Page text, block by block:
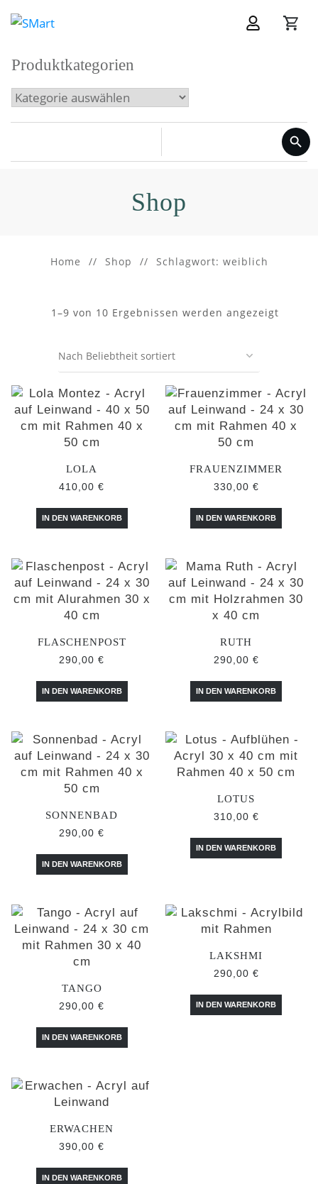
Produktkategorien
Shop
Home // Shop // Schlagwort: weiblich
1–9 von 10 Ergebnissen werden angezeigt
LOLA
410,00€
IN DEN WARENKORB
FRAUENZIMMER
330,00 €
IN DEN WARENKORB
FLASCHENPOST
290,00€
IN DEN WARENKORB
RUTH
290,00 €
IN DEN WARENKORB
SONNENBAD
290,00€
IN DEN WARENKORB
LOTUS
310,00 €
IN DEN WARENKORB
TANGO
290,00€
IN DEN WARENKORB
LAKSHMI
290,00 €
IN DEN WARENKORB
ERWACHEN
390,00€
IN DEN WARENKORB